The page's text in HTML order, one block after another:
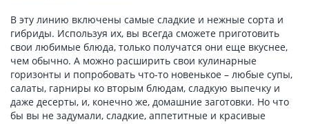
В эту линию включены самые сладкие и нежные сорта и
гибриды. Используя их, вы всегда сможете приготовить
свои любимые блюда, только получатся они еще вкуснее,
чем обычно. А можно расширить свои кулинарные
горизонты и попробовать что-то новенькое – любые супы,
салаты, гарниры ко вторым блюдам, сладкую выпечку и
даже десерты, и, конечно же, домашние заготовки. Но что
бы вы не задумали, сладкие, аппетитные и красивые